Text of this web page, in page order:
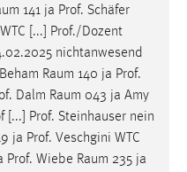
141 ja Prof. Schäfer
[...] Prof./Dozent
nichtanwesend
Raum 140 ja Prof.
Dalm Raum 043 ja Amy
[...] Prof. Steinhauser nein
ja Prof. Veschgini WTC
Prof. Wiebe Raum 235 ja
wird in diesem Cookie
ist.